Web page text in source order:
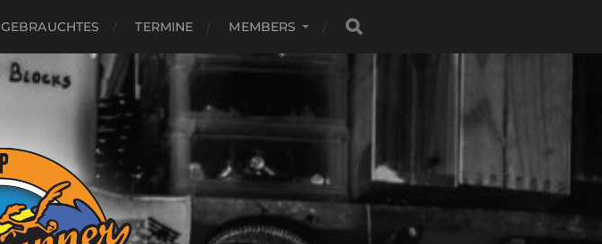
GEBRAUCHTES TERMINE MEMBERS